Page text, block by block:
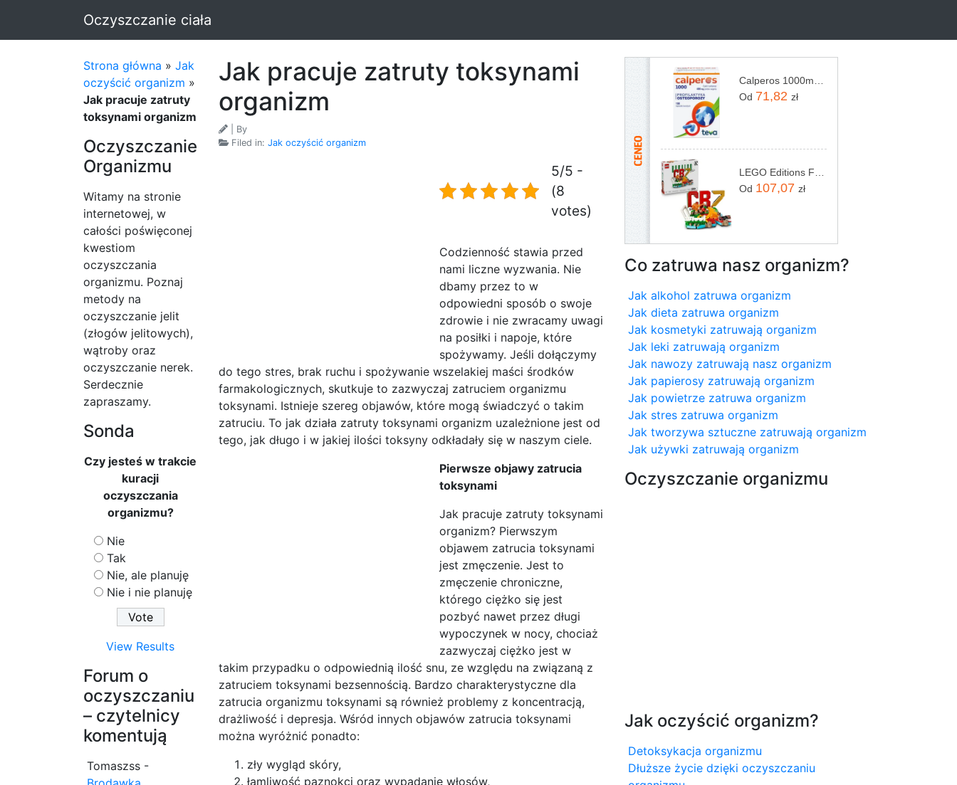
Oczyszczanie ciała
Strona główna » Jak
oczyścić organizm »
Jak pracuje zatruty
toksynami organizm
Oczyszczanie
Organizmu
Witamy na stronie
internetowej, w
całości poświęconej
kwestiom
oczyszczania
organizmu. Poznaj
metody na
oczyszczanie jelit
(złogów jelitowych),
wątroby oraz
oczyszczanie nerek.
Serdecznie
zapraszamy.
Sonda
Czy jesteś w trakcie
kuracji
oczyszczania
organizmu?
Nie
Tak
Nie, ale planuję
Nie i nie planuję
View Results
Forum o
oczyszczaniu
– czytelnicy
komentują
Tomaszss -
Jak pracuje zatruty toksynami
organizm
| By
Filed in: Jak oczyścić organizm
5/5 -
(8
votes)
Codzienność stawia przed
nami liczne wyzwania. Nie
dbamy przez to w
odpowiedni sposób o swoje
zdrowie i nie zwracamy uwagi
na posiłki i napoje, które
spożywamy. Jeśli dołączymy
do tego stres, brak ruchu i spożywanie wszelakiej maści środków
farmakologicznych, skutkuje to zazwyczaj zatruciem organizmu
toksynami. Istnieje szereg objawów, które mogą świadczyć o takim
zatruciu. To jak działa zatruty toksynami organizm uzależnione jest od
tego, jak długo i w jakiej ilości toksyny odkładały się w naszym ciele.
Pierwsze objawy zatrucia
toksynami
Jak pracuje zatruty toksynami
organizm? Pierwszym
objawem zatrucia toksynami
jest zmęczenie. Jest to
zmęczenie chroniczne,
którego ciężko się jest
pozbyć nawet przez długi
wypoczynek w nocy, chociaż
zazwyczaj ciężko jest w
takim przypadku o odpowiednią ilość snu, ze względu na związaną z
zatruciem toksynami bezsennością. Bardzo charakterystyczne dla
zatrucia organizmu toksynami są również problemy z koncentracją,
drażliwość i depresja. Wśród innych objawów zatrucia toksynami
można wyróżnić ponadto:
zły wygląd skóry,
łamliwość paznokci oraz wypadanie włosów,
Od 71,82 zł
Od 107,07 zł
Co zatruwa nasz organizm?
Jak alkohol zatruwa organizm
Jak dieta zatruwa organizm
Jak kosmetyki zatruwają organizm
Jak leki zatruwają organizm
Jak nawozy zatruwają nasz organizm
Jak papierosy zatruwają organizm
Jak powietrze zatruwa organizm
Jak stres zatruwa organizm
Jak tworzywa sztuczne zatruwają organizm
Jak używki zatruwają organizm
Oczyszczanie organizmu
Jak oczyścić organizm?
Detoksykacja organizmu
Dłuższe życie dzięki oczyszczaniu